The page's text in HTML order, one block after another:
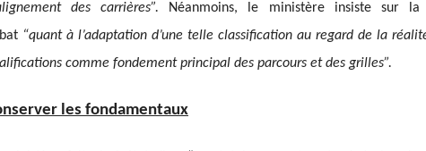
des carrières”.
Néanmoins, le ministère insiste sur la
“quant à l’adaptation d’une telle classification au regard de la
comme fondement principal des parcours et des grilles”.
les fondamentaux